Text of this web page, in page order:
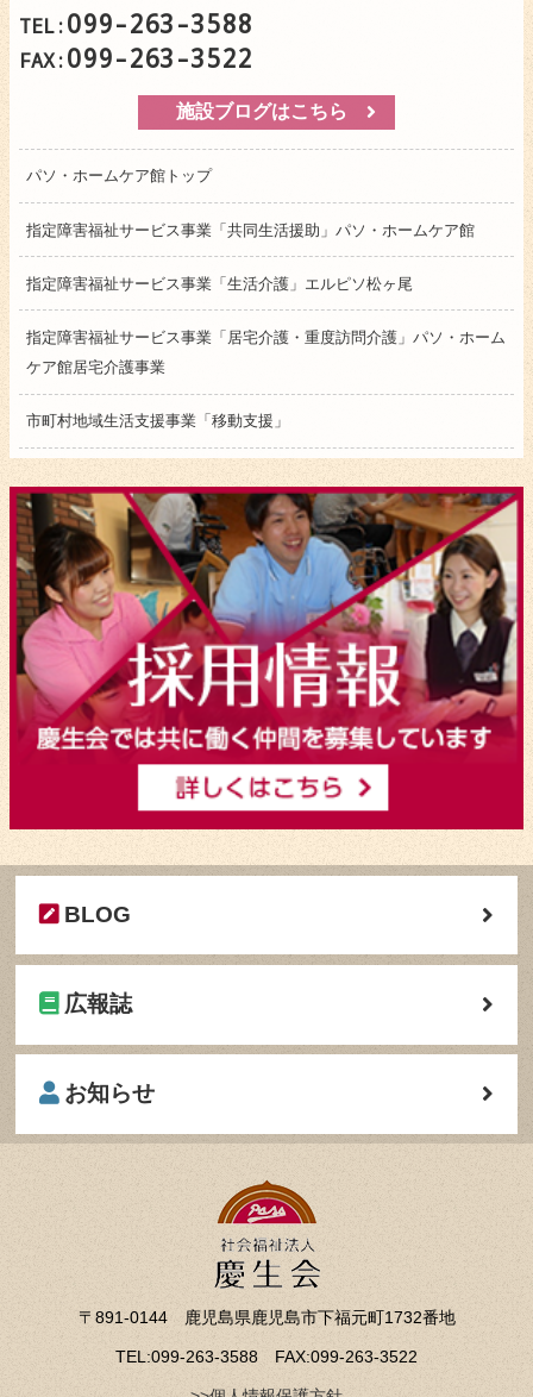
TEL:099-263-3588
FAX:099-263-3522
施設ブログはこちら
パソ・ホームケア館トップ
指定障害福祉サービス事業「共同生活援助」パソ・ホームケア館
指定障害福祉サービス事業「生活介護」エルピソ松ヶ尾
指定障害福祉サービス事業「居宅介護・重度訪問介護」パソ・ホーム
ケア館居宅介護事業
市町村地域生活支援事業「移動支援」
BLOG
広報誌
お知らせ
〒891-0144 鹿児島県鹿児島市下福元町1732番地
TEL:099-263-3588 FAX:099-263-3522